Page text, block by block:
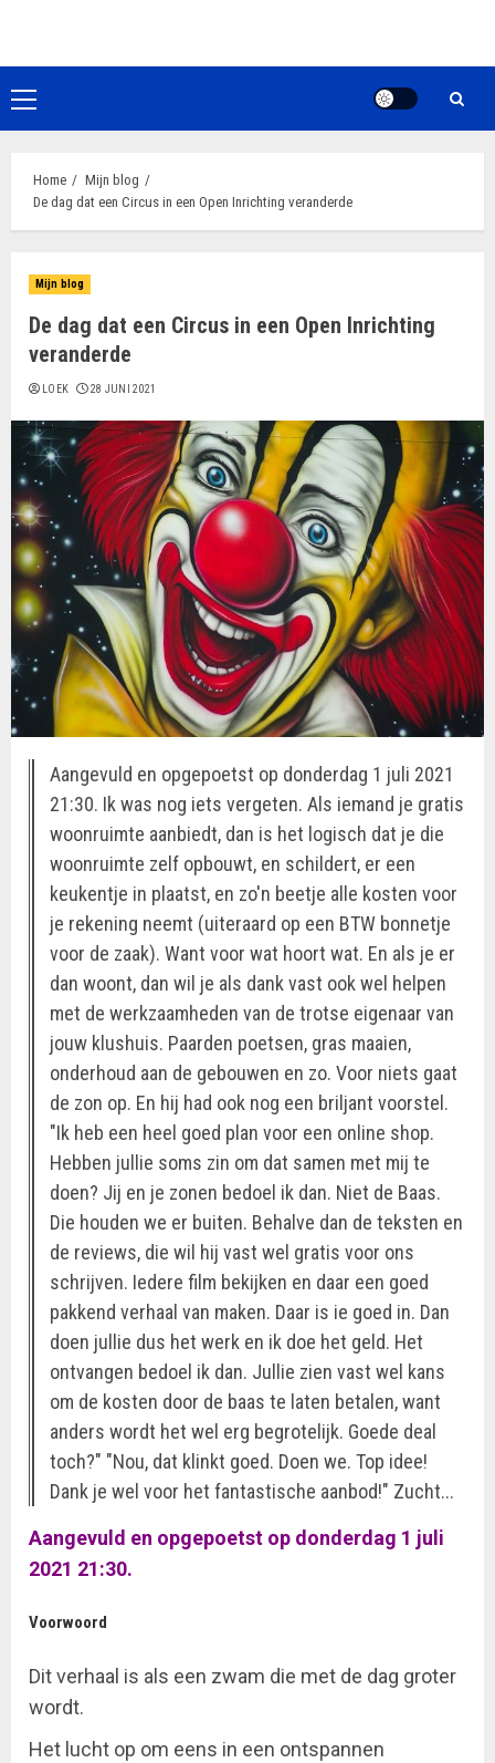
de
inhoudPrimair
menu
Home
Mijn blog
De dag dat een Circus in een Open Inrichting veranderde
Mijn blog
De dag dat een Circus in een Open Inrichting
veranderde
LOEK 28 JUNI 2021
Aangevuld en opgepoetst op donderdag 1 juli 2021
21:30. Ik was nog iets vergeten. Als iemand je gratis
woonruimte aanbiedt, dan is het logisch dat je die
woonruimte zelf opbouwt, en schildert, er een
keukentje in plaatst, en zo'n beetje alle kosten voor
je rekening neemt (uiteraard op een BTW bonnetje
voor de zaak). Want voor wat hoort wat. En als je er
dan woont, dan wil je als dank vast ook wel helpen
met de werkzaamheden van de trotse eigenaar van
jouw klushuis. Paarden poetsen, gras maaien,
onderhoud aan de gebouwen en zo. Voor niets gaat
de zon op. En hij had ook nog een briljant voorstel.
"Ik heb een heel goed plan voor een online shop.
Hebben jullie soms zin om dat samen met mij te
doen? Jij en je zonen bedoel ik dan. Niet de Baas.
Die houden we er buiten. Behalve dan de teksten en
de reviews, die wil hij vast wel gratis voor ons
schrijven. Iedere film bekijken en daar een goed
pakkend verhaal van maken. Daar is ie goed in. Dan
doen jullie dus het werk en ik doe het geld. Het
ontvangen bedoel ik dan. Jullie zien vast wel kans
om de kosten door de baas te laten betalen, want
anders wordt het wel erg begrotelijk. Goede deal
toch?" "Nou, dat klinkt goed. Doen we. Top idee!
Dank je wel voor het fantastische aanbod!" Zucht...
Aangevuld en opgepoetst op donderdag 1 juli
2021 21:30.
Voorwoord
Dit verhaal is als een zwam die met de dag groter
wordt.
Het lucht op om eens in een ontspannen